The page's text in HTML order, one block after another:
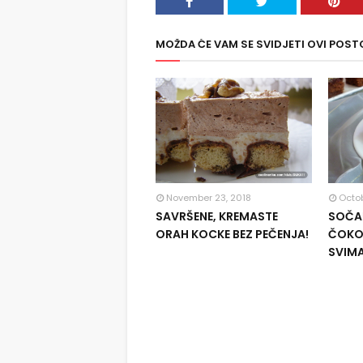
MOŽDA ĆE VAM SE SVIDJETI OVI
November 23, 2018
SAVRŠENE, KREMASTE
ORAH KOCKE BEZ PEČENJA!